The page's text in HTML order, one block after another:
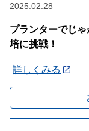
2025.02.28
プランターでじ
培に挑戦！
詳しくみる